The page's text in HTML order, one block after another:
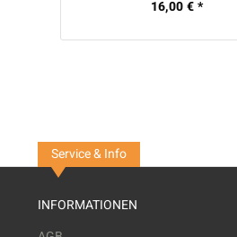
16,00 € *
Service & Info
INFORMATIONEN